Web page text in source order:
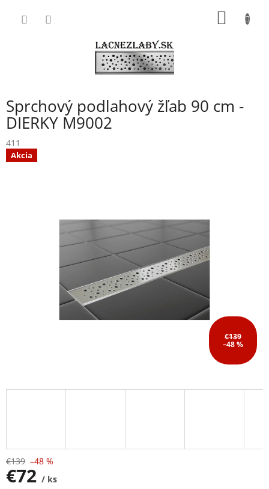
Sprchový podlahový žľab 90 cm -
DIERKY M9002
411
Akcia
€139
–48 %
€139 –48 %
€72 / ks